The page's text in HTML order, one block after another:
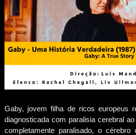
Gaby, jovem filha de ricos europeus
diagnosticada com paralisia cerebral
completamente paralisado, o